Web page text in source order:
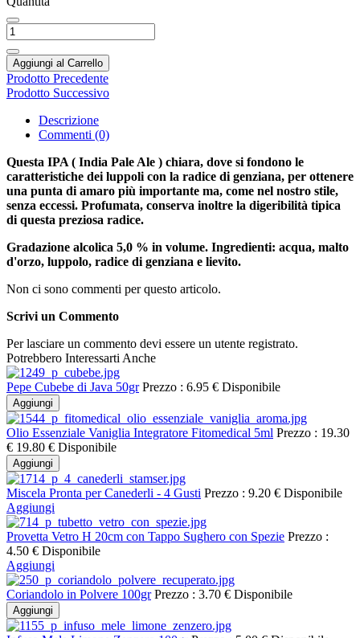
Aggiungi al Carrello
Prodotto Precedente
Prodotto Successivo
Descrizione
Commenti (0)
Questa IPA ( India Pale Ale ) chiara, dove si fondono le
caratteristiche dei luppoli con la radice di genziana, per ottenere
una punta di amaro più importante ma, come nel nostro stile,
senza eccessi. Profumata, conserva inoltre la digeribilità tipica
di questa preziosa radice.
Gradazione alcolica 5,0 % in volume. Ingredienti: acqua, malto
d'orzo, luppolo, radice di genziana e lievito.
Non ci sono commenti per questo articolo.
Scrivi un Commento
Per lasciare un commento devi essere un utente registrato.
Potrebbero Interessarti Anche
Pepe Cubebe di Java 50gr Prezzo : 6.95 € Disponibile
Aggiungi
Olio Essenziale Vaniglia Integratore Fitomedical 5ml Prezzo : 19.30
€ 19.80 € Disponibile
Aggiungi
Miscela Pronta per Canederli - 4 Gusti Prezzo : 9.20 € Disponibile
Aggiungi
Provetta Vetro H 20cm con Tappo Sughero con Spezie Prezzo :
4.50 € Disponibile
Aggiungi
Coriandolo in Polvere 100gr Prezzo : 3.70 € Disponibile
Aggiungi